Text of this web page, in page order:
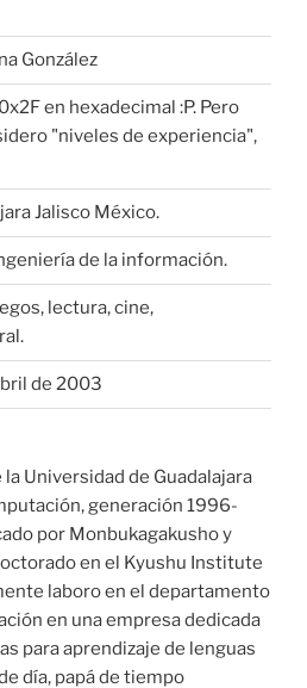
González
en hexadecimal :P. Pero
"niveles de experiencia",
Jalisco México.
de la información.
lectura, cine,
de 2003
la Universidad de Guadalajara
generación 1996-
por Monbukagakusho y
en el Kyushu Institute
laboro en el departamento
en una empresa dedicada
para aprendizaje de lenguas
día, papá de tiempo